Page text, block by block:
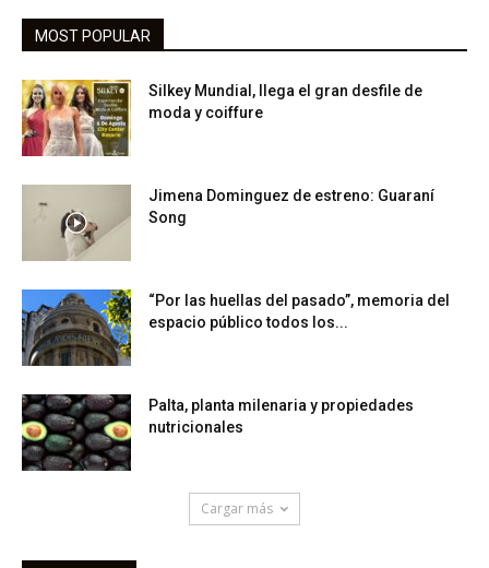
MOST POPULAR
Silkey Mundial, llega el gran desfile de
moda y coiffure
Jimena Dominguez de estreno: Guaraní
Song
“Por las huellas del pasado”, memoria del
espacio público todos los...
Palta, planta milenaria y propiedades
nutricionales
Cargar más